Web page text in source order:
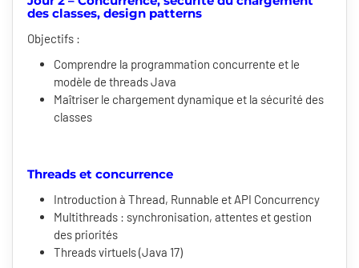
des classes, design patterns
Objectifs :
Comprendre la programmation concurrente et le
modèle de threads Java
Maîtriser le chargement dynamique et la sécurité des
classes
Threads et concurrence
Introduction à Thread, Runnable et API Concurrency
Multithreads : synchronisation, attentes et gestion
des priorités
Threads virtuels (Java 17)